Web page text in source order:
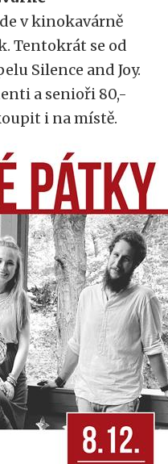
v kinokavárně
Tentokrát se od
Silence and Joy.
a senioři 80,-
i na místě.